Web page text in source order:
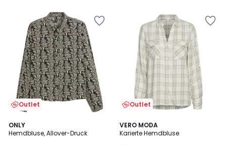
Outlet
ONLY
Hemdbluse, Allover-Druck
4,6
/ 5
Outlet
VERO MODA
Karierte Hemdbluse
5
/
2
Farben